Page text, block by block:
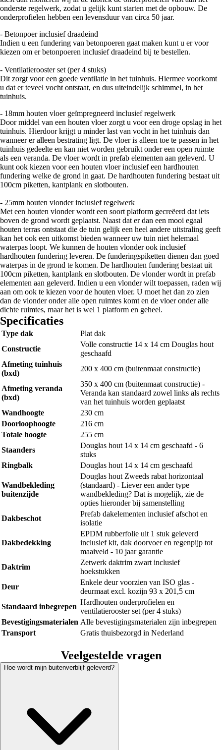
onderste regelwerk, zodat u gelijk kunt starten met de opbouw. De
onderprofielen hebben een levensduur van circa 50 jaar.
- Betonpoer inclusief draadeind
Indien u een fundering van betonpoeren gaat maken kunt u er voor
kiezen om er betonpoeren inclusief draadeind bij te bestellen.
- Ventilatierooster set (per 4 stuks)
Dit zorgt voor een goede ventilatie in het tuinhuis. Hiermee voorkomt
u dat er teveel vocht ontstaat, en dus uiteindelijk schimmel, in het
tuinhuis.
- 18mm houten vloer geïmpregneerd inclusief regelwerk
Door middel van een houten vloer zorgt u voor een droge opslag in het
tuinhuis. Hierdoor krijgt u minder last van vocht in het tuinhuis dan
wanneer er alleen bestrating ligt. De vloer is alleen toe te passen in het
tuinhuis gedeelte en kan niet worden gebruikt onder een open ruimte
als een veranda. De vloer wordt in prefab elementen aan geleverd. U
kunt ook kiezen voor een houten vloer inclusief een hardhouten
fundering welke de grond in gaat. De hardhouten fundering bestaat uit
100cm piketten, kantplank en slotbouten.
- 25mm houten vlonder inclusief regelwerk
Met een houten vlonder wordt een soort platform gecreëerd dat iets
boven de grond wordt geplaatst. Naast dat er dan een mooi egaal
houten terras ontstaat die de tuin gelijk een heel andere uitstraling geeft
kan het ook een uitkomst bieden wanneer uw tuin niet helemaal
waterpas loopt. We kunnen de houten vlonder ook inclusief
hardhouten fundering leveren. De funderingspiketten dienen dan goed
waterpas in de grond te komen. De hardhouten fundering bestaat uit
100cm piketten, kantplank en slotbouten. De vlonder wordt in prefab
elementen aan geleverd. Indien u een vlonder wilt toepassen, raden wij
aan om ook te kiezen voor de houten vloer. U moet het dan zo zien
dan de vlonder onder alle open ruimtes komt en de vloer onder alle
dichte ruimtes, maar het is wel 1 platform en geheel.
Specificaties
Type dak
Plat dak
Constructie
Volle constructie 14 x 14 cm Douglas hout
geschaafd
Afmeting tuinhuis
(bxd)
200 x 400 cm (buitenmaat constructie)
Afmeting veranda
(bxd)
350 x 400 cm (buitenmaat constructie) -
Veranda kan standaard zowel links als rechts
van het tuinhuis worden geplaatst
Wandhoogte
230 cm
Doorloophoogte
216 cm
Totale hoogte
255 cm
Staanders
Douglas hout 14 x 14 cm geschaafd - 6
stuks
Ringbalk
Douglas hout 14 x 14 cm geschaafd
Wandbekleding
buitenzijde
Douglas hout Zweeds rabat horizontaal
(standaard) - Liever een ander type
wandbekleding? Dat is mogelijk, zie de
opties hieronder bij samenstelling
Dakbeschot
Prefab dakelementen inclusief afschot en
isolatie
Dakbedekking
EPDM rubberfolie uit 1 stuk geleverd
inclusief kit, dak doorvoer en regenpijp tot
maaiveld - 10 jaar garantie
Daktrim
Zetwerk daktrim zwart inclusief
hoekstukken
Deur
Enkele deur voorzien van ISO glas -
deurmaat excl. kozijn 93 x 201,5 cm
Standaard inbegrepen
Hardhouten onderprofielen en
ventilatierooster set (per 4 stuks)
Bevestigingsmaterialen Alle bevestigingsmaterialen zijn inbegrepen
Transport
Gratis thuisbezorgd in Nederland
Veelgestelde vragen
Hoe wordt mijn buitenverblijf geleverd?